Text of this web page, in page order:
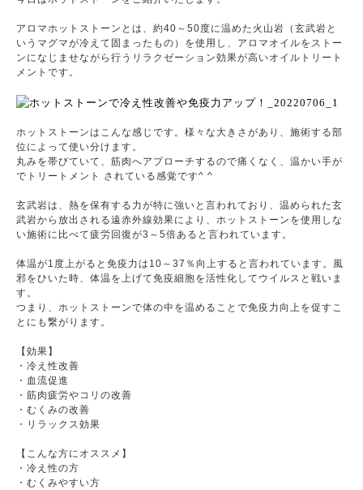
アロマホットストーンとは、約40～50度に温めた火山岩（玄武岩と
いうマグマが冷えて固まったもの）を使用し、アロマオイルをストー
ンになじませながら行うリラクゼーション効果が高いオイルトリート
メントです。
ホットストーンはこんな感じです。様々な大きさがあり、施術する部
位によって使い分けます。
丸みを帯びていて、筋肉へアプローチするので痛くなく、温かい手が
でトリートメント されている感覚です^ ^
玄武岩は、熱を保有する力が特に強いと言われており、温められた玄
武岩から放出される遠赤外線効果により、ホットストーンを使用しな
い施術に比べて疲労回復が3～5倍あると言われています。
体温が1度上がると免疫力は10～37％向上すると言われています。風
邪をひいた時、体温を上げて免疫細胞を活性化してウイルスと戦いま
す。
つまり、ホットストーンで体の中を温めることで免疫力向上を促すこ
とにも繋がります。
【効果】
・冷え性改善
・血流促進
・筋肉疲労やコリの改善
・むくみの改善
・リラックス効果
【こんな方にオススメ】
・冷え性の方
・むくみやすい方